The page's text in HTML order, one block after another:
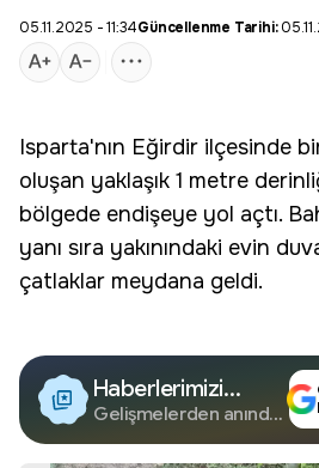
05.11.2025 - 11:34Güncellenme Tarihi:
Isparta'nın Eğirdir ilçesinde
oluşan yaklaşık 1 metre
bölgede endişeye yol açtı.
yanı sıra yakınındaki evin
çatlaklar meydana geldi.
Haberlerimizi
Google'da Takip
Edin
Gelişmelerden anında